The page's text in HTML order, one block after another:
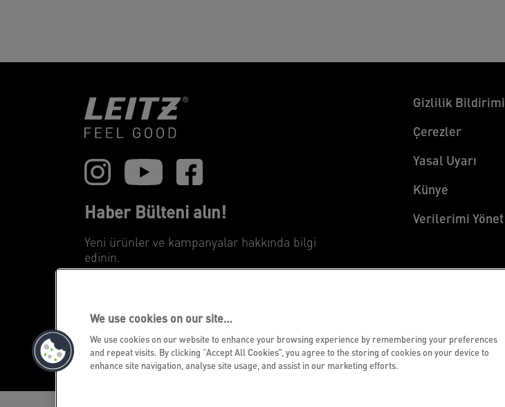
Haber Bülteni alın!
Yeni ürünler ve kampanyalar hakkında bilgi
edinin.
Gizlilik Bildirimi
Çerezler
Yasal Uyarı
Künye
Verilerimi Yönet
©2026 ACCO Brands
We use cookies on our site…
We use cookies on our website to enhance your browsing experience by remembering your preferences
and repeat visits. By clicking “Accept All Cookies”, you agree to the storing of cookies on your device to
enhance site navigation, analyse site usage, and assist in our marketing efforts.